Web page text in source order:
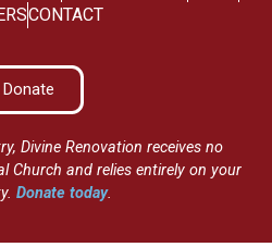
CONTACT
Donate
Divine Renovation receives no
Church and relies entirely on your
Donate today.